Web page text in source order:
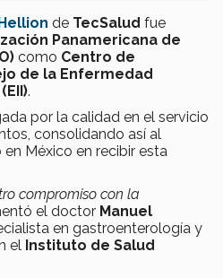
de TecSalud fue
Panamericana de
como Centro de
de la Enfermedad
.
por la calidad en el servicio
consolidando así al
México en recibir esta
compromiso con la
el doctor Manuel
en gastroenterología y
el Instituto de Salud